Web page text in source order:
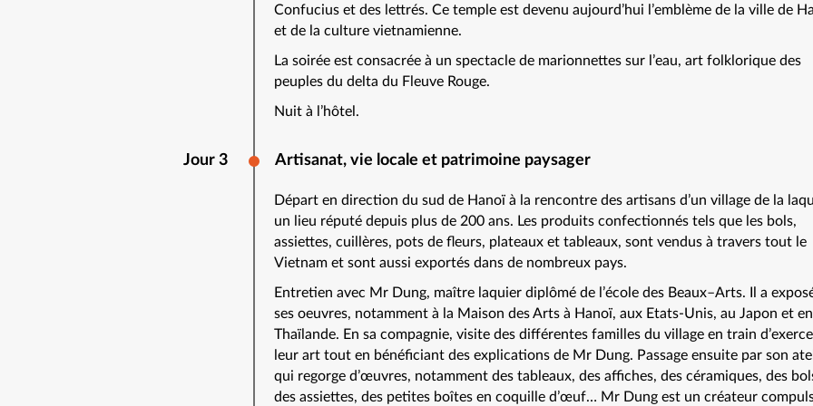
Confucius et des lettrés. Ce temple est devenu aujourd’hui l’emblème de la ville de
et de la culture vietnamienne.
La soirée est consacrée à un spectacle de marionnettes sur l’eau, art folklorique des
peuples du delta du Fleuve Rouge.
Nuit à l’hôtel.
Jour 3 Artisanat, vie locale et patrimoine paysager
Départ en direction du sud de Hanoï à la rencontre des artisans d’un village de la
un lieu réputé depuis plus de 200 ans. Les produits confectionnés tels que les bols,
assiettes, cuillères, pots de fleurs, plateaux et tableaux, sont vendus à travers tout le
Vietnam et sont aussi exportés dans de nombreux pays.
Entretien avec Mr Dung, maître laquier diplômé de l’école des Beaux–Arts. Il a
ses oeuvres, notamment à la Maison des Arts à Hanoï, aux Etats-Unis, au Japon et en
Thaïlande. En sa compagnie, visite des différentes familles du village en train
leur art tout en bénéficiant des explications de Mr Dung. Passage ensuite par son
qui regorge d’œuvres, notamment des tableaux, des affiches, des céramiques, des
des assiettes, des petites boîtes en coquille d’œuf… Mr Dung est un créateur